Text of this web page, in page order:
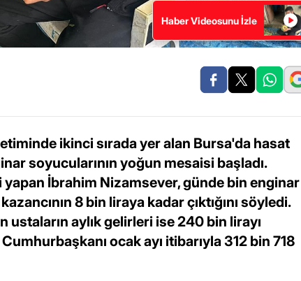
Haber Videosunu İzle
ikinci sırada yer alan Bursa'da hasat
soyucularının yoğun mesaisi başladı.
yapan İbrahim Nizamsever, günde bin enginar
8 bin liraya kadar çıktığını söyledi.
ustaların aylık gelirleri ise 240 bin lirayı
ocak ayı itibarıyla 312 bin 718